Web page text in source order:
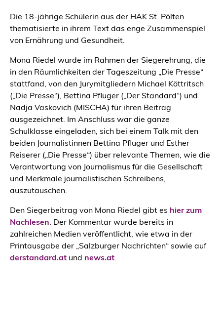
Die 18-jährige Schülerin aus der HAK St. Pölten
thematisierte in ihrem Text das enge Zusammenspiel
von Ernährung und Gesundheit.
Mona Riedel wurde im Rahmen der Siegerehrung, die
in den Räumlichkeiten der Tageszeitung „Die Presse“
stattfand, von den Jurymitgliedern Michael Köttritsch
(„Die Presse“), Bettina Pfluger („Der Standard“) und
Nadja Vaskovich (MISCHA) für ihren Beitrag
ausgezeichnet. Im Anschluss war die ganze
Schulklasse eingeladen, sich bei einem Talk mit den
beiden Journalistinnen Bettina Pfluger und Esther
Reiserer („Die Presse“) über relevante Themen, wie die
Verantwortung von Journalismus für die Gesellschaft
und Merkmale journalistischen Schreibens,
auszutauschen.
Den Siegerbeitrag von Mona Riedel gibt es hier zum
Nachlesen. Der Kommentar wurde bereits in
zahlreichen Medien veröffentlicht, wie etwa in der
Printausgabe der „Salzburger Nachrichten“ sowie auf
derstandard.at und news.at.